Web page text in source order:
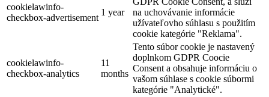
cookielawinfo-
checkbox-advertisement
1 year
na uchovávanie informácie
užívateľovho súhlasu s použitím
cookie kategórie "Reklama".
cookielawinfo-
checkbox-analytics
11
months
Tento súbor cookie je nastavený
doplnkom GDPR Coocie
Consent a obsahuje informáciu o
vašom súhlase s cookie súbormi
kategórie "Analytické".